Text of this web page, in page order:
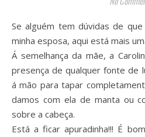
Se alguém tem dúvidas de que a mãe da minha filha é a
minha esposa, aqui está mais
Á semelhança da mãe, a
presença de qualquer fonte de
á mão para tapar
damos com ela de manta ou
sobre a cabeça.
Está a ficar apuradinha!!! É